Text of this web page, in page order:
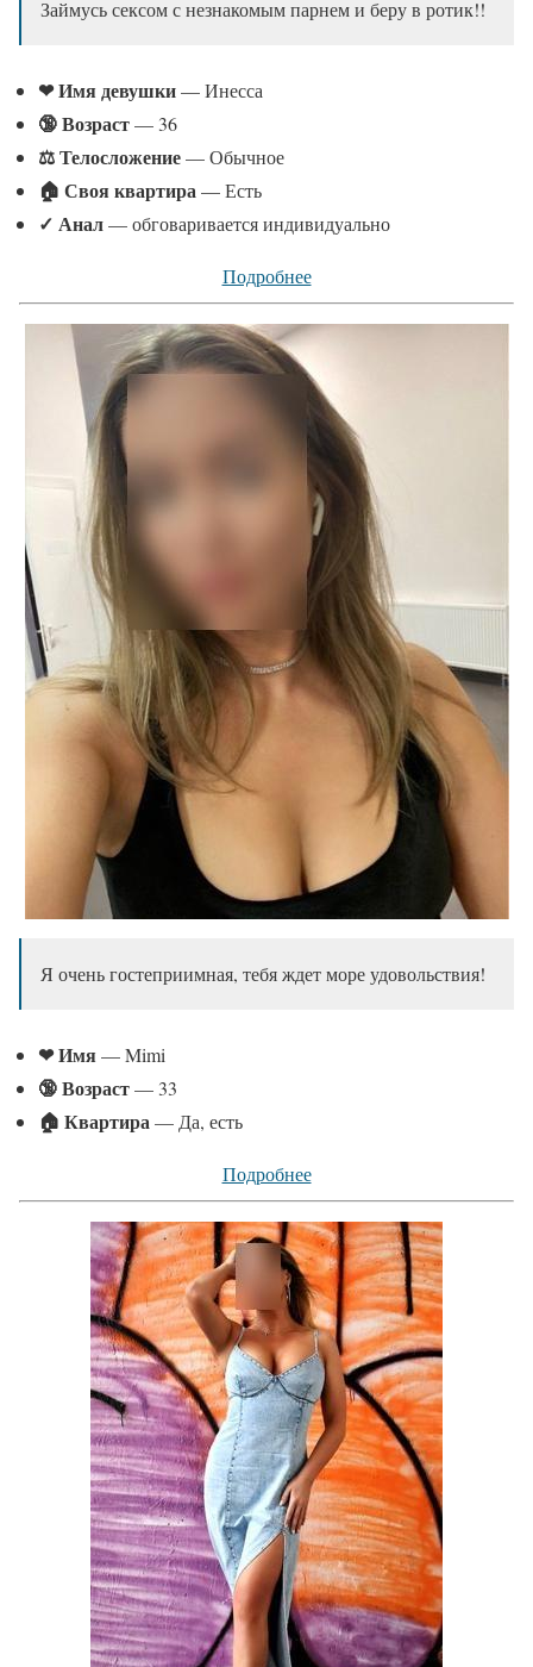
Займусь сексом с незнакомым парнем и беру в ротик!!
❤ Имя девушки— Инесса
🔞 Возраст— 36
⚖ Телосложение— Обычное
🏠 Своя квартира— Есть
✓ Анал— обговаривается индивидуально
Подробнее
Я очень гостеприимная, тебя ждет море удовольствия!
❤ Имя— Mimi
🔞 Возраст— 33
🏠 Квартира— Да, есть
Подробнее